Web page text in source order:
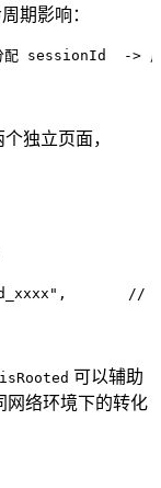
期影响：
配 sessionId
->
独立页面，
" ,
//
isRooted 可以辅助
网络环境下的转化